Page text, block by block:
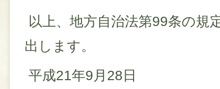
以上、地方自治法第99条の規
出します。
平成21年9月28日